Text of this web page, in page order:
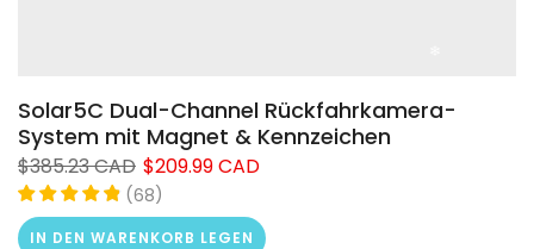
Solar5C Dual-Channel Rückfahrkamera-
System mit Magnet & Kennzeichen
$385.23 CAD $209.99 CAD
(68)
IN DEN WARENKORB LEGEN